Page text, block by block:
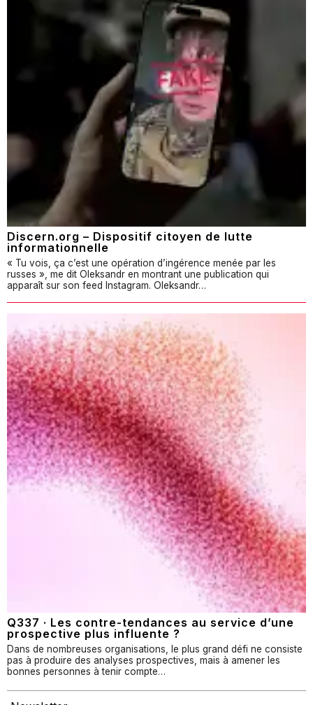
Discern.org – Dispositif citoyen de lutte
informationnelle
« Tu vois, ça c’est une opération d’ingérence menée par les
russes », me dit Oleksandr en montrant une publication qui
apparaît sur son feed Instagram. Oleksandr…
Q337 · Les contre-tendances au service d’une
prospective plus influente ?
Dans de nombreuses organisations, le plus grand défi ne consiste
pas à produire des analyses prospectives, mais à amener les
bonnes personnes à tenir compte…